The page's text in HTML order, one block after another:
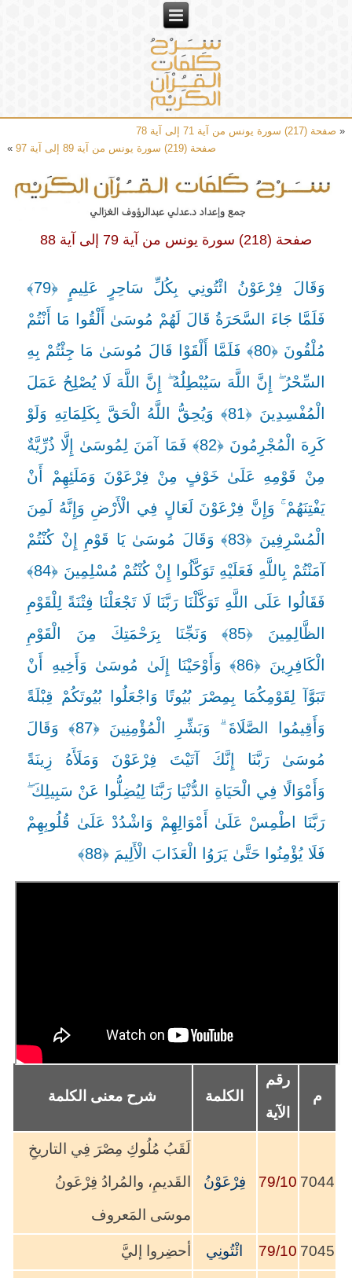
« صفحة (217) سورة يونس من آية 71 إلى آية 78
صفحة (219) سورة يونس من آية 89 إلى آية 97
»
صفحة (218) سورة يونس من آية 79 إلى آية 88
وَقَالَ فِرْعَوْنُ ائْتُونِي بِكُلِّ سَاحِرٍ عَلِيمٍ ﴿79﴾
فَلَمَّا جَاءَ السَّحَرَةُ قَالَ لَهُمْ مُوسَىٰ أَلْقُوا مَا أَنْتُمْ
مُلْقُونَ ﴿80﴾ فَلَمَّا أَلْقَوْا قَالَ مُوسَىٰ مَا جِئْتُمْ بِهِ
السِّحْرُ ۖ إِنَّ اللَّهَ سَيُبْطِلُهُ ۖ إِنَّ اللَّهَ لَا يُصْلِحُ عَمَلَ
الْمُفْسِدِينَ ﴿81﴾ وَيُحِقُّ اللَّهُ الْحَقَّ بِكَلِمَاتِهِ وَلَوْ
كَرِهَ الْمُجْرِمُونَ ﴿82﴾ فَمَا آمَنَ لِمُوسَىٰ إِلَّا ذُرِّيَّةٌ
مِنْ قَوْمِهِ عَلَىٰ خَوْفٍ مِنْ فِرْعَوْنَ وَمَلَئِهِمْ أَنْ
يَفْتِنَهُمْ ۚ وَإِنَّ فِرْعَوْنَ لَعَالٍ فِي الْأَرْضِ وَإِنَّهُ لَمِنَ
الْمُسْرِفِينَ ﴿83﴾ وَقَالَ مُوسَىٰ يَا قَوْمِ إِنْ كُنْتُمْ
آمَنْتُمْ بِاللَّهِ فَعَلَيْهِ تَوَكَّلُوا إِنْ كُنْتُمْ مُسْلِمِينَ ﴿84﴾
فَقَالُوا عَلَى اللَّهِ تَوَكَّلْنَا رَبَّنَا لَا تَجْعَلْنَا فِتْنَةً لِلْقَوْمِ
الظَّالِمِينَ ﴿85﴾ وَنَجِّنَا بِرَحْمَتِكَ مِنَ الْقَوْمِ
الْكَافِرِينَ ﴿86﴾ وَأَوْحَيْنَا إِلَىٰ مُوسَىٰ وَأَخِيهِ أَنْ
تَبَوَّآ لِقَوْمِكُمَا بِمِصْرَ بُيُوتًا وَاجْعَلُوا بُيُوتَكُمْ قِبْلَةً
وَأَقِيمُوا الصَّلَاةَ ۗ وَبَشِّرِ الْمُؤْمِنِينَ ﴿87﴾ وَقَالَ
مُوسَىٰ رَبَّنَا إِنَّكَ آتَيْتَ فِرْعَوْنَ وَمَلَأَهُ زِينَةً
وَأَمْوَالًا فِي الْحَيَاةِ الدُّنْيَا رَبَّنَا لِيُضِلُّوا عَنْ سَبِيلِكَ ۖ
رَبَّنَا اطْمِسْ عَلَىٰ أَمْوَالِهِمْ وَاشْدُدْ عَلَىٰ قُلُوبِهِمْ
فَلَا يُؤْمِنُوا حَتَّىٰ يَرَوُا الْعَذَابَ الْأَلِيمَ ﴿88﴾
م
رقم
الآية
الكلمة شرح معنى الكلمة
7044
79/10 فِرْعَوْنُ
لَقَبُ مُلُوكِ مِصْرَ فِي التاريخِ
القَديمِ، والمُرادُ فِرْعَونُ
موسَى المَعروف
7045
79/10 ائْتُونِي أحضِروا إليَّ